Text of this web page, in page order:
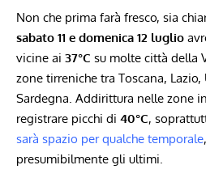
Non che prima farà fresco, sia
sabato 11 e domenica 12 luglio
vicine ai 37°C su molte città della
zone tirreniche tra Toscana,
Sardegna. Addirittura nelle zone
registrare picchi di 40°C,
sarà spazio per qualche temporale
presumibilmente gli ultimi.